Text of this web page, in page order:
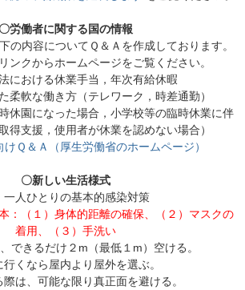
〇労働者に関する国の情報
の内容についてＱ＆Ａを作成しております。
ンクからホームページをご覧ください。
における休業手当，年次有給休暇
柔軟な働き方（テレワーク，時差通勤）
休園になった場合，小学校等の臨時休業に伴
得支援，使用者が休業を認めない場合）
Ｑ＆Ａ（厚生労働省のホームページ）
〇新しい生活様式
人ひとりの基本的感染対策
：（１）身体的距離の確保、（２）マスクの
着用、（３）手洗い
できるだけ２m（最低１m）空ける。
行くなら屋内より屋外を選ぶ。
は、可能な限り真正面を避ける。